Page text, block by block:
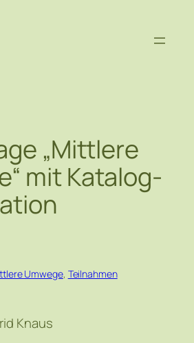
„Mittlere
mit Katalog-
Umwege, Teilnahmen
Knaus